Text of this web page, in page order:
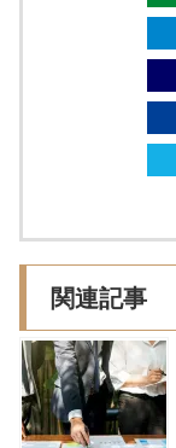
関連記事